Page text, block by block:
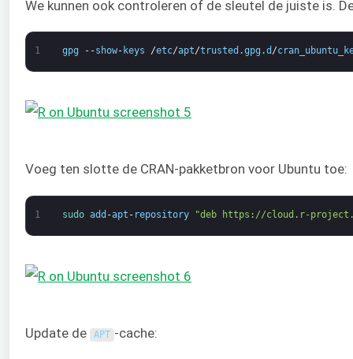
We kunnen ook controleren of de sleutel de juiste is.
1 gpg --show- keys /etc/apt/trusted .gpg .d /
Voeg ten slotte de CRAN-pakketbron voor Ubuntu toe:
1 sudo add -apt - repository "deb https://cloud.r-
Update de APT -cache: